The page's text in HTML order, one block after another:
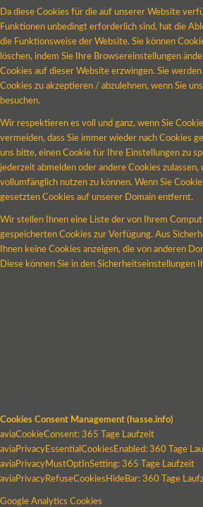
Da diese Cookies für die auf unserer Website
Funktionen unbedingt erforderlich sind, hat die
die Funktionsweise der Website. Sie können
löschen, indem Sie Ihre Browsereinstellungen
Cookies auf dieser Website erzwingen. Sie
Cookies zu akzeptieren / abzulehnen, wenn Sie
besuchen.
Wir respektieren es voll und ganz, wenn Sie
vermeiden, dass Sie immer wieder nach Cookies
uns bitte, einen Cookie für Ihre Einstellungen zu
jederzeit abmelden oder andere Cookies
vollumfänglich nutzen zu können. Wenn Sie
gesetzten Cookies auf unserer Domain entfernt.
Wir stellen Ihnen eine Liste der von Ihrem
gespeicherten Cookies zur Verfügung. Aus
Ihnen keine Cookies anzeigen, die von anderen
Diese können Sie in den Sicherheitseinstellungen
Cookies Consent Management (hasse.info)
aviaCookieConsent: 365 Tage Laufzeit
aviaPrivacyEssentialCookiesEnabled: 360 Tage
aviaPrivacyMustOptInSetting: 365 Tage Laufzeit
aviaPrivacyRefuseCookiesHideBar: 360 Tage
Google Analytics Cookies